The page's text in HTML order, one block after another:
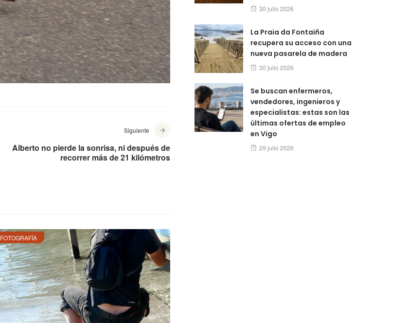
Siguiente
Alberto no pierde la sonrisa, ni después de
recorrer más de 21 kilómetros
FOTOGRAFÍA
Posted
30 julio 2026
La Praia da Fontaiña
recupera su acceso con una
nueva pasarela de madera
Posted
30 julio 2026
Se buscan enfermeros,
vendedores, ingenieros y
especialistas: estas son las
últimas ofertas de empleo
en Vigo
Posted
29 julio 2026